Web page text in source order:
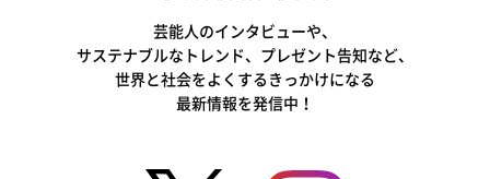
芸能人のインタビューや、
サステナブルなトレンド、プレゼント告知など、
世界と社会をよくするきっかけになる
最新情報を発信中！